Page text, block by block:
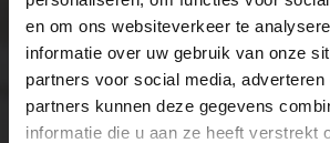
en om ons websiteverkeer te
informatie over uw gebruik van onze
partners voor social media,
partners kunnen deze gegevens
informatie die u aan ze heeft verstrekt
peeling
steeds